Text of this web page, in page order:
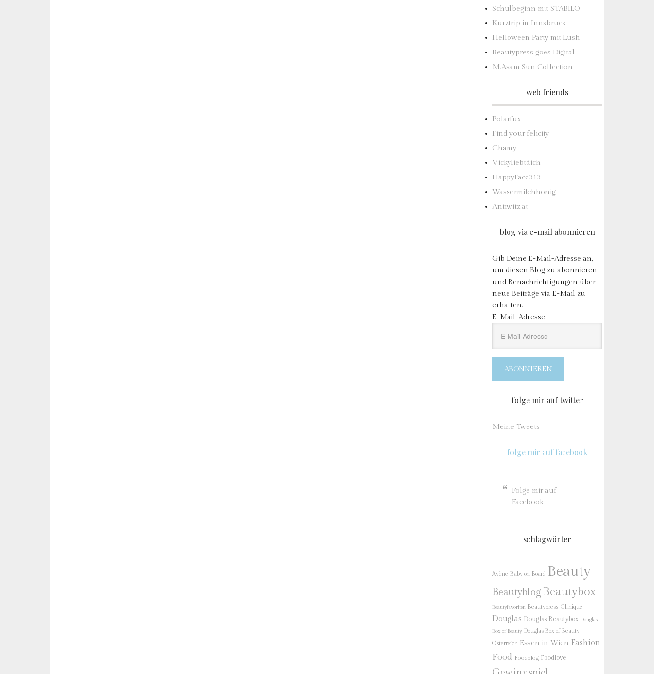
Schulbeginn mit STABILO
Kurztrip in Innsbruck
Helloween Party mit Lush
Beautypress goes Digital
M.Asam Sun Collection
web friends
Polarfux
Find your felicity
Chamy
Vickyliebtdich
HappyFace313
Wassermilchhonig
Antiwitz.at
blog via e-mail abonnieren
Gib Deine E-Mail-Adresse an,
um diesen Blog zu abonnieren
und Benachrichtigungen über
neue Beiträge via E-Mail zu
erhalten.
E-Mail-Adresse
ABONNIEREN
folge mir auf twitter
Meine Tweets
folge mir auf facebook
Folge mir auf
Facebook
schlagwörter
Avène Baby on Board Beauty
Beautyblog Beautybox
Beautyfavoriten Beautypress Clinique
Douglas Douglas Beautybox Douglas
Box of Beauty Douglas Box of Beauty
Österreich Essen in Wien Fashion
Food Foodblog Foodlove